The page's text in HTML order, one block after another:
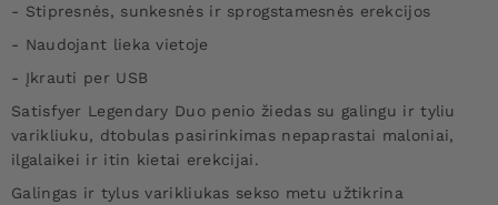
- Stipresnės, sunkesnės ir sprogstamesnės erekcijos
- Naudojant lieka vietoje
- Įkrauti per USB
Satisfyer Legendary Duo penio žiedas su galingu ir tyliu
varikliuku, dtobulas pasirinkimas nepaprastai maloniai,
ilgalaikei ir itin kietai erekcijai.
Galingas ir tylus varikliukas sekso metu užtikrina